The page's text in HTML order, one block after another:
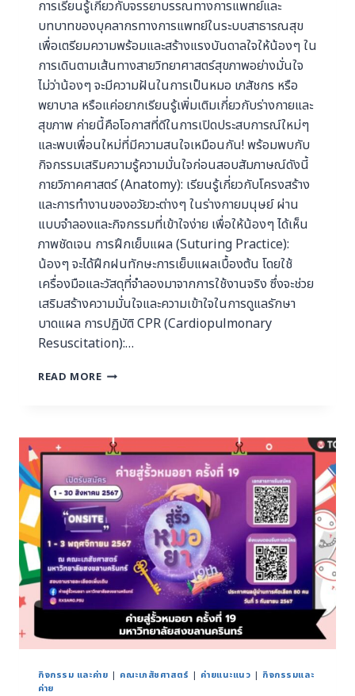
การเรียนรู้เกี่ยวกับจรรยาบรรณทางการแพทย์และ
บทบาทของบุคลากรทางการแพทย์ในระบบสาธารณสุข
เพื่อเตรียมความพร้อมและสร้างแรงบันดาลใจให้น้องๆ ใน
การเดินตามเส้นทางสายวิทยาศาสตร์สุขภาพอย่างมั่นใจ
ไม่ว่าน้องๆ จะมีความฝันในการเป็นหมอ เภสัชกร หรือ
พยาบาล หรือแค่อยากเรียนรู้เพิ่มเติมเกี่ยวกับร่างกายและ
สุขภาพ ค่ายนี้คือโอกาสที่ดีในการเปิดประสบการณ์ใหม่ๆ
และพบเพื่อนใหม่ที่มีความสนใจเหมือนกัน! พร้อมพบกับ
กิจกรรมเสริมความรู้ความมั่นใจก่อนสอบสัมภาษณ์ดังนี้
กายวิภาคศาสตร์ (Anatomy): เรียนรู้เกี่ยวกับโครงสร้าง
และการทำงานของอวัยวะต่างๆ ในร่างกายมนุษย์ ผ่าน
แบบจำลองและกิจกรรมที่เข้าใจง่าย เพื่อให้น้องๆ ได้เห็น
ภาพชัดเจน การฝึกเย็บแผล (Suturing Practice):
น้องๆ จะได้ฝึกฝนทักษะการเย็บแผลเบื้องต้น โดยใช้
เครื่องมือและวัสดุที่จำลองมาจากการใช้งานจริง ซึ่งจะช่วย
เสริมสร้างความมั่นใจและความเข้าใจในการดูแลรักษา
บาดแผล การปฏิบัติ CPR (Cardiopulmonary
Resuscitation):…
READ MORE
กิจกรรม และค่าย | คณะเภสัชศาสตร์ | ค่ายแนะแนว | กิจกรรมและ
ค่าย